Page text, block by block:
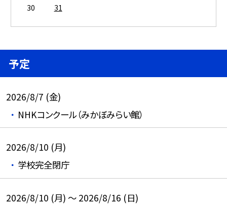
30
31
予定
2026/8/7 (金)
NHKコンクール（みかぼみらい館）
2026/8/10 (月)
学校完全閉庁
2026/8/10 (月) ～ 2026/8/16 (日)